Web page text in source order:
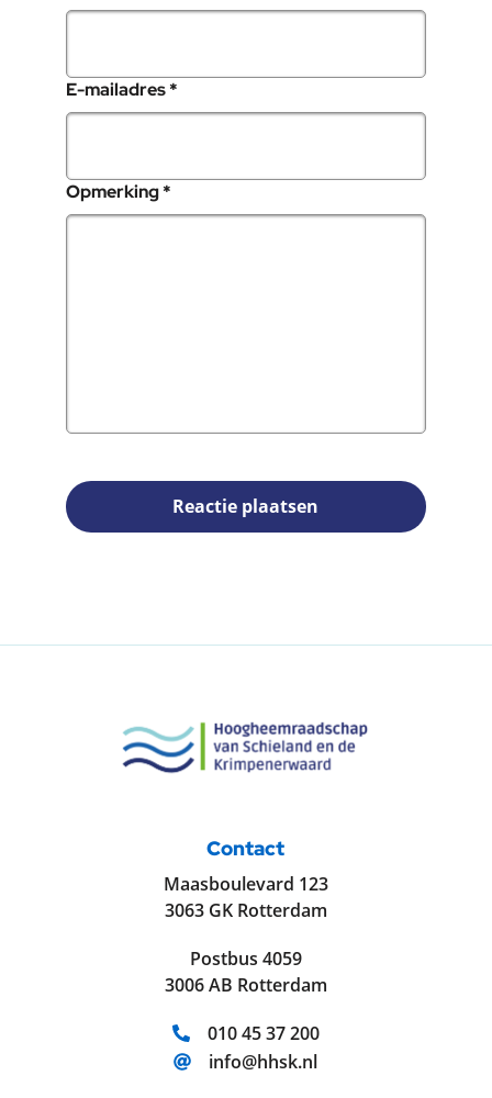
E-mailadres*
Opmerking*
Reactie plaatsen
Contact
Maasboulevard 123
3063 GK Rotterdam
Postbus 4059
3006 AB Rotterdam
Telefoonnummer:
010 45 37 200
E-mailadres:
info@hhsk.nl